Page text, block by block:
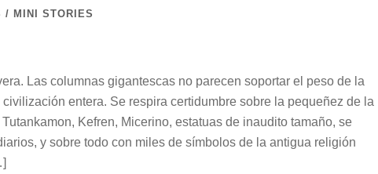
/ MINI STORIES
Las columnas gigantescas no parecen soportar el peso de la
entera. Se respira certidumbre sobre la pequeñez de la
Kefren, Micerino, estatuas de inaudito tamaño, se
y sobre todo con miles de símbolos de la antigua religión